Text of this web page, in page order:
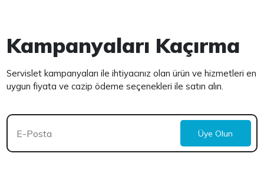
Kampanyaları Kaçırma
Servislet kampanyaları ile ihtiyacınız olan ürün ve hizmetleri en
uygun fiyata ve cazip ödeme seçenekleri ile satın alın.
Üye Olun